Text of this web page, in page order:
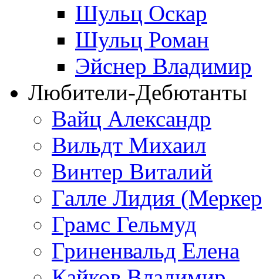
Шульц Оскар
Шульц Роман
Эйснер Владимир
Любители-Дебютанты
Вайц Александр
Вильдт Михаил
Винтер Виталий
Галле Лидия
Грамс Гельмуд
Гриненвальд Елена